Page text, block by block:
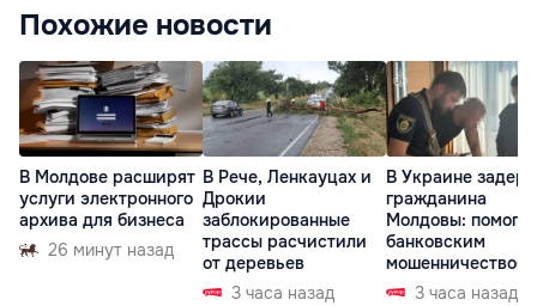
Похожие новости
В Молдове расширят
услуги электронного
архива для бизнеса
26 минут назад
В Рече, Ленкауцах и
Дрокии
заблокированные
трассы расчистили
от деревьев
3 часа назад
В Украине
гражданина
Молдовы:
банковским
мошенничеством
Чехии3 часа назад